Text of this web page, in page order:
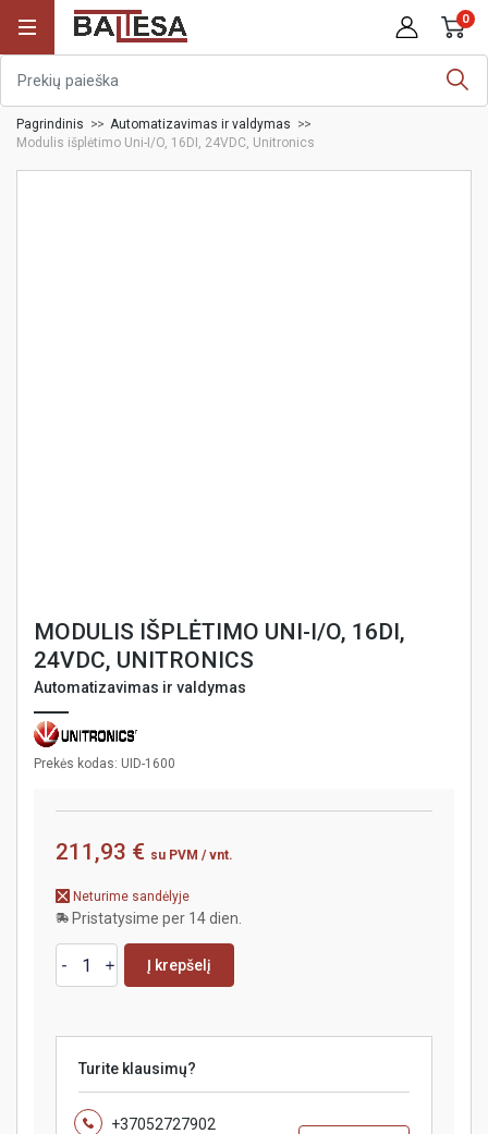
0
Pagrindinis
Automatizavimas ir valdymas
Modulis išplėtimo Uni-I/O, 16DI, 24VDC, Unitronics
MODULIS IŠPLĖTIMO UNI-I/O, 16DI,
24VDC, UNITRONICS
Automatizavimas ir valdymas
Prekės kodas: UID-1600
211,93 € su PVM / vnt.
Neturime sandėlyje
Pristatysime per 14 dien.
Į krepšelį
Turite klausimų?
+37052727902